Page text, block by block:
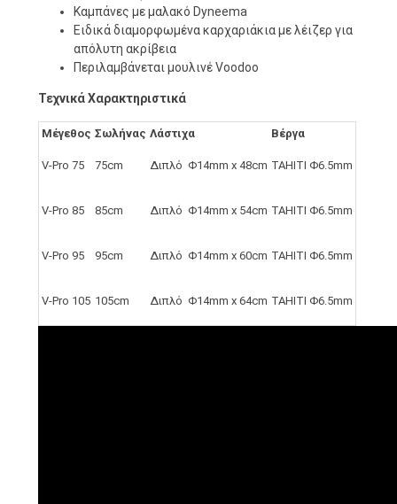
Καμπάνες με μαλακό Dyneema
Ειδικά διαμορφωμένα καρχαριάκια με λέιζερ για
απόλυτη ακρίβεια
Περιλαμβάνεται μουλινέ Voodoo
Τεχνικά Χαρακτηριστικά
Μέγεθος Σωλήνας Λάστιχα Βέργα
V-Pro 75 75cm Διπλό Φ14mm x 48cm TAHITI Φ6.5mm
V-Pro 85 85cm Διπλό Φ14mm x 54cm TAHITI Φ6.5mm
V-Pro 95 95cm Διπλό Φ14mm x 60cm TAHITI Φ6.5mm
V-Pro 105 105cm Διπλό Φ14mm x 64cm TAHITI Φ6.5mm